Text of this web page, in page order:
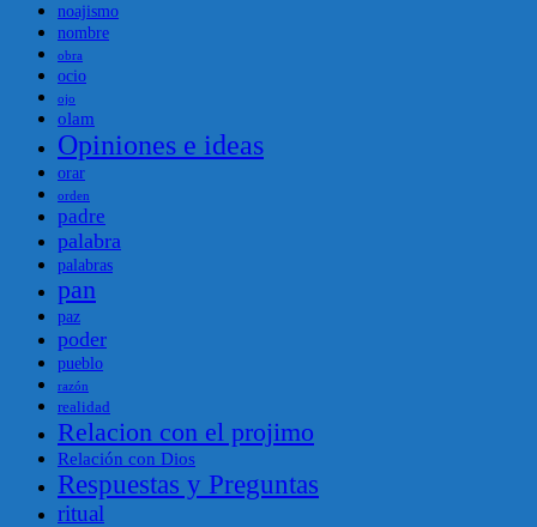
noajismo
nombre
obra
ocio
ojo
olam
Opiniones e ideas
orar
orden
padre
palabra
palabras
pan
paz
poder
pueblo
razón
realidad
Relacion con el projimo
Relación con Dios
Respuestas y Preguntas
ritual